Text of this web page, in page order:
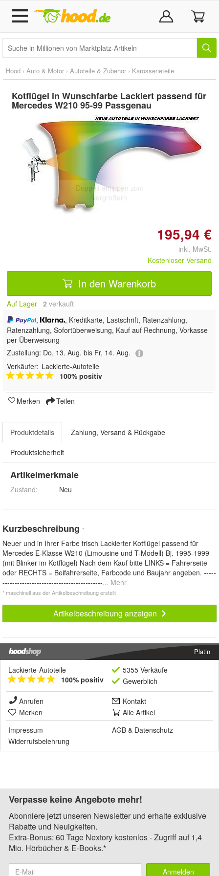
Hood › Auto & Motor › Autoteile & Zubehör › Karosserieteile
Kotflügel in Wunschfarbe Lackiert passend für
Mercedes W210 95-99 Passgenau
Doppelt antippen zum
vergrößern
195,94 €
inkl. MwSt.
Kostenloser Versand
In den Warenkorb
Auf Lager 2 verkauft
,
, Kreditkarte, Lastschrift, Ratenzahlung,
Ratenzahlung, Sofortüberweisung, Kauf auf Rechnung, Vorkasse
per Überweisung
Zustellung: Do, 13. Aug. bis Fr, 14. Aug.
Verkäufer: Lackierte-Autoteile
100% positiv
Merken Teilen
Produktdetails Zahlung, Versand & Rückgabe
Produktsicherheit
Artikelmerkmale
Zustand: Neu
Kurzbeschreibung *
Neuer und in Ihrer Farbe frisch Lackierter Kotflügel passend für
Mercedes E-Klasse W210 (Limousine und T-Modell) Bj. 1995-1999
(mit Blinker im Kotflügel) Nach dem Kauf bitte LINKS = Fahrerseite
oder RECHTS = Beifahrerseite, Farbcode und Baujahr angeben. -----
-----------------------------------------... Mehr
* maschinell aus der Artikelbeschreibung erstellt
Artikelbeschreibung anzeigen
Platin
Lackierte-Autoteile
100% positiv
5355 Verkäufe
Gewerblich
Anrufen
Kontakt
Merken
Alle Artikel
Impressum
AGB & Datenschutz
Widerrufsbelehrung
Verpasse keine Angebote mehr!
Abonniere jetzt unseren Newsletter und erhalte exklusive
Rabatte und Neuigkeiten.
Extra-Bonus: 60 Tage Nextory kostenlos - Zugriff auf 1,4
Mio. Hörbücher & E-Books.*
Anmelden